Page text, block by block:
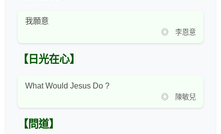
我願意
◎ 李恩意
【日光在心】
What Would Jesus Do ?
◎ 陳敏兒
【問道】